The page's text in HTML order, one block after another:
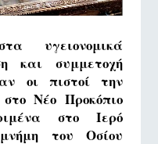
υγειονομικά
και συμμετοχή
οι πιστοί την
Νέο Προκόπιο
στο Ιερό
του Οσίου